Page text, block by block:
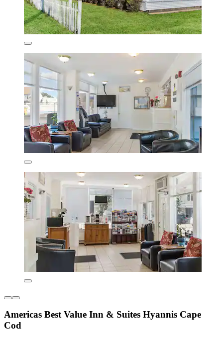
Americas Best Value Inn & Suites Hyannis Cape
Cod